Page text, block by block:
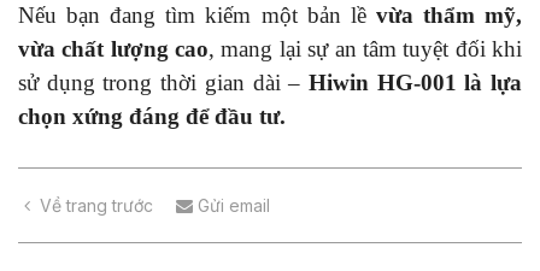
Nếu bạn đang tìm kiếm một bản lề vừa thẩm mỹ,
vừa chất lượng cao, mang lại sự an tâm tuyệt đối khi
sử dụng trong thời gian dài – Hiwin HG-001 là lựa
chọn xứng đáng để đầu tư.
Về trang trước Gửi email